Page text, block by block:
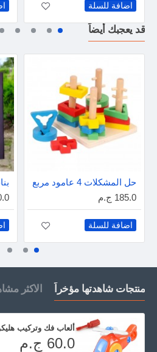
اضافة للسلة
قد يعجبك أيضاً
حل المشكلات 4 عامود مربع
185.0 ج.م
اضافة للسلة
منتجات شاهدتها مؤخراً الاكثر
ألعاب فك وتركيب
60.0 ج.م